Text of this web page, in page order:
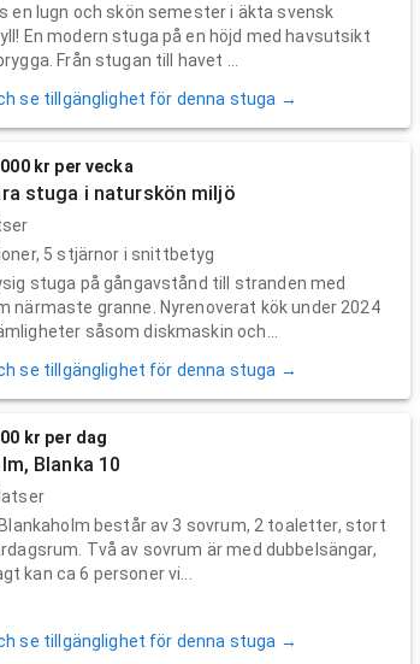
en lugn och skön semester i äkta svensk
En modern stuga på en höjd med havsutsikt
Från stugan till havet ...
se tillgänglighet för denna stuga →
kr per vecka
stuga i naturskön miljö
5 stjärnor i snittbetyg
stuga på gångavstånd till stranden med
närmaste granne. Nyrenoverat kök under 2024
såsom diskmaskin och...
se tillgänglighet för denna stuga →
kr per dag
Blanka 10
består av 3 sovrum, 2 toaletter, stort
Två av sovrum är med dubbelsängar,
kan ca 6 personer vi...
se tillgänglighet för denna stuga →